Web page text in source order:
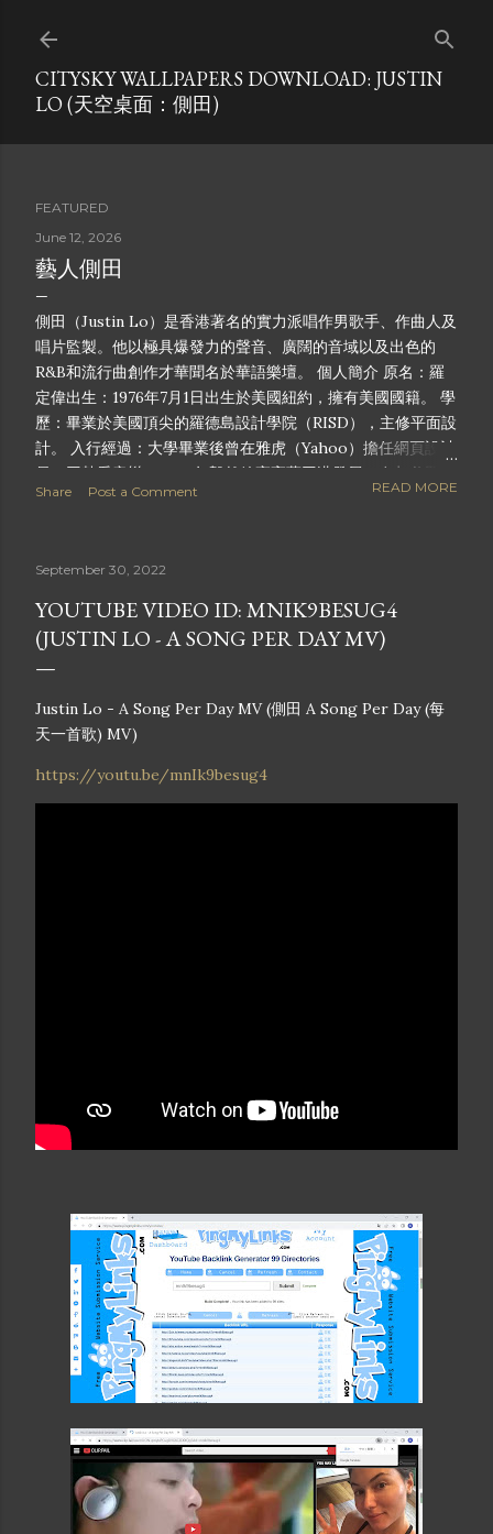
CITYSKY WALLPAPERS DOWNLOAD: JUSTIN
LO (天空桌面：側田)
FEATURED
June 12, 2026
藝人側田
側田（Justin Lo）是香港著名的實力派唱作男歌手、作曲人及
唱片監製。他以極具爆發力的聲音、廣闊的音域以及出色的
R&B和流行曲創作才華聞名於華語樂壇。 個人簡介 原名：羅
定偉出生：1976年7月1日出生於美國紐約，擁有美國國籍。 學
歷：畢業於美國頂尖的羅德島設計學院（RISD），主修平面設
計。 入行經過：大學畢業後曾在雅虎（Yahoo）擔任網頁設計
員。因熱愛音樂，2003年毅然放棄高薪回港發展。在叔父羅尚
正（Ted Lo）介紹下認識著名音樂監製雷頌德，並簽約加入其
Night》的監製而備受矚目。同年他推出個人首張專輯
《Justin》，憑主打歌《好人》及《命硬》橫掃各大頒獎典禮
下樂壇神話。 巔峰代表作：他的廣東歌作品是無數港人的唱K
必點之選，代表作包括：《命硬》《好人》《男人KTV》（橫
掃2007年四大頒獎禮十大歌曲獎）《美麗之最》《Kong》
《Volar》 風格轉變與旅居：側田早年習慣長期配戴鴨舌帽或
自信示人。他曾自爆在2019年陷入人生低潮，隨後移居泰國清
邁過新生活。在不刻意迎合市場的純粹狀態下，推出了帶有實
Share Post a Comment READ MORE
September 30, 2022
YOUTUBE VIDEO ID: MNIK9BESUG4
(JUSTIN LO - A SONG PER DAY MV)
Justin Lo - A Song Per Day MV (側田 A Song Per Day (每
天一首歌) MV)
https://youtu.be/mnIk9besug4